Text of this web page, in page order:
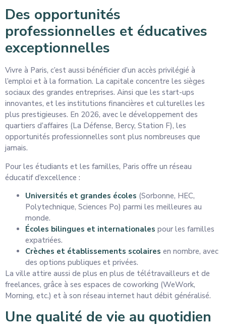
Des opportunités
professionnelles et éducatives
exceptionnelles
Vivre à Paris, c’est aussi bénéficier d’un accès privilégié à
l’emploi et à la formation. La capitale concentre les sièges
sociaux des grandes entreprises. Ainsi que les start-ups
innovantes, et les institutions financières et culturelles les
plus prestigieuses. En 2026, avec le développement des
quartiers d’affaires (La Défense, Bercy, Station F), les
opportunités professionnelles sont plus nombreuses que
jamais.
Pour les étudiants et les familles, Paris offre un réseau
éducatif d’excellence :
Universités et grandes écoles (Sorbonne, HEC,
Polytechnique, Sciences Po) parmi les meilleures au
monde.
Écoles bilingues et internationales pour les familles
expatriées.
Crèches et établissements scolaires en nombre, avec
des options publiques et privées.
La ville attire aussi de plus en plus de télétravailleurs et de
freelances, grâce à ses espaces de coworking (WeWork,
Morning, etc.) et à son réseau internet haut débit généralisé.
Une qualité de vie au quotidien